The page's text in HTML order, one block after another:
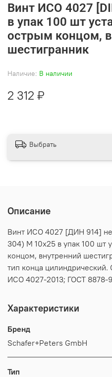
Наличие: В наличии
Винт ИСО 4027
в упак 100 шт
острым концом,
шестигранник
2 312 ₽
Выбрать
Описание
Винт ИСО 4027 [ДИН 914]
304) M 10х25 в упак 100 шт
концом, внутренний
тип конца
ИСО 4027-2013; ГОСТ 8878-
Характеристики
Бренд
Schafer+Peters GmbH
Тип